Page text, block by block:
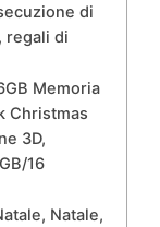
di
regali di
Memoria
Christmas
3D,
16
Natale,